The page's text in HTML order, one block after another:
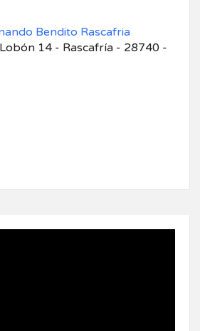
Bendito Rascafria
14 - Rascafría - 28740 -